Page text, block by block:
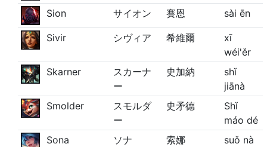
Sion サイオン 賽恩 sài ēn
Sivir シヴィア 希維爾
xī
wéi'ěr
Skarner
スカーナ
ー
史加納
shǐ
jiānà
Smolder
スモルダ
ー
史矛德
Shǐ
máo dé
Sona
ソナ 索娜 suǒ nà